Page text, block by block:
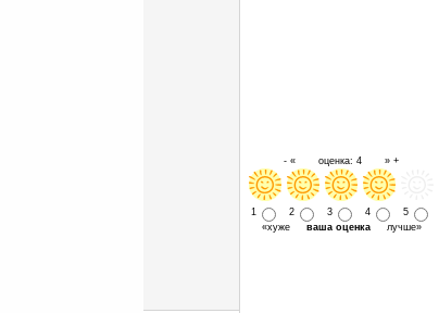
- « оценка: 4 » +
1 2 3 4
5
«хуже ваша оценкалучше»